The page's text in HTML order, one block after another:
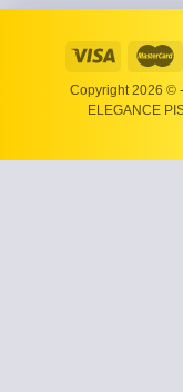
Copyright 2026 ©
ELEGANCE